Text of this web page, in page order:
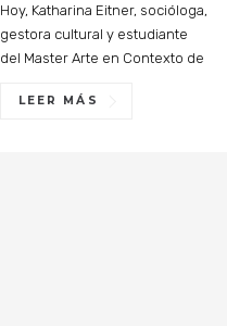
Hoy, Katharina Eitner, socióloga,
gestora cultural y estudiante
del Master Arte en Contexto de
LEER MÁS